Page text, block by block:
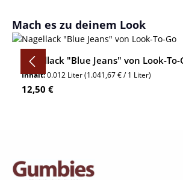
Produktgalerie überspringen
Mach es zu deinem Look
Nagellack "Blue Jeans" von Look-To-
Inhalt:0.012 Liter(1.041,67 € / 1 Liter)
Regulärer Preis:
12,50 €